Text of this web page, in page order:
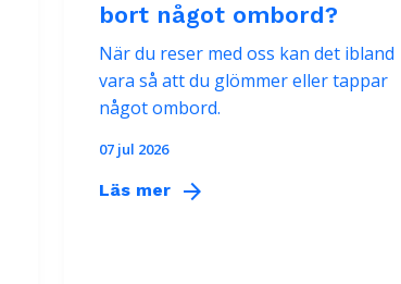
bort något ombord?
När du reser med oss kan det ibland
vara så att du glömmer eller tappar
något ombord.
07 jul 2026
Läs mer arrow_forward